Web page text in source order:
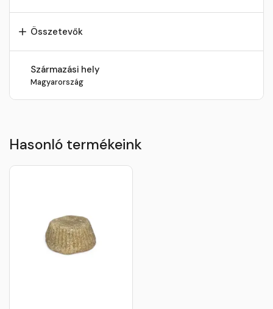
Összetevők
Származási hely
Magyarország
Hasonló termékeink